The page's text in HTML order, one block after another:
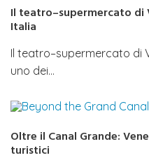
Il teatro–supermercato di
Italia
Il teatro–supermercato di
uno dei…
Oltre il Canal Grande:
turistici